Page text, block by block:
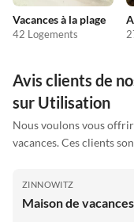
Vacances à la plage
42 Logements
Avis clients de
sur Utilisation
Nous voulons vous
vacances. Ces clients
ZINNOWITZ
Maison de